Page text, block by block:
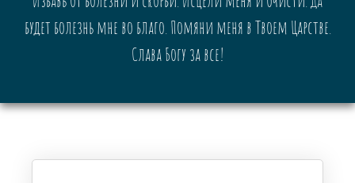
будет болезнь мне во благо. Помяни меня в Твоем Царстве.
Слава Богу за все!